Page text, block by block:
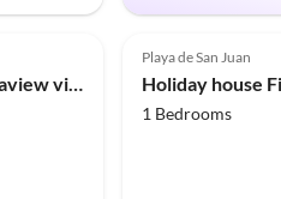
Playa de San Juan
1 Bedrooms